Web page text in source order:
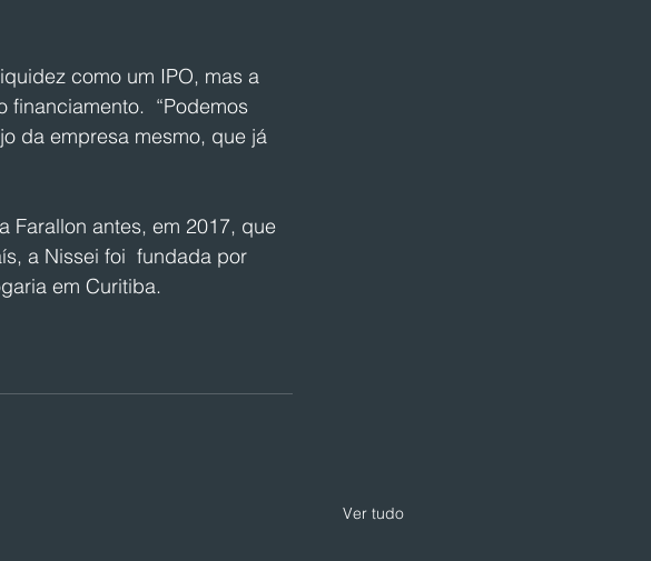
como um IPO, mas a
“Podemos
da empresa mesmo, que já
Farallon antes, em 2017, que
a Nissei foi  fundada por
em Curitiba.
Ver tudo